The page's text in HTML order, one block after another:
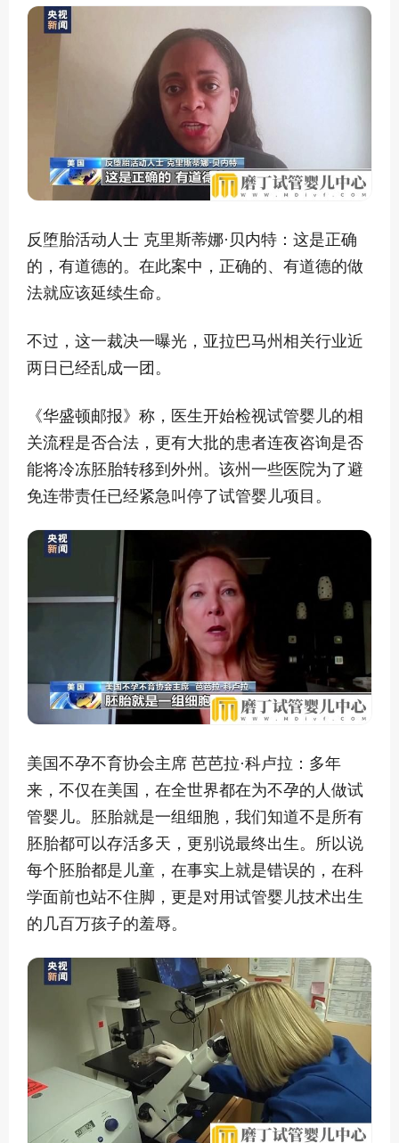
反堕胎活动人士 克里斯蒂娜·贝内特：这是正确
的，有道德的。在此案中，正确的、有道德的做
法就应该延续生命。
不过，这一裁决一曝光，亚拉巴马州相关行业近
两日已经乱成一团。
《华盛顿邮报》称，医生开始检视试管婴儿的相
关流程是否合法，更有大批的患者连夜咨询是否
能将冷冻胚胎转移到外州。该州一些医院为了避
免连带责任已经紧急叫停了试管婴儿项目。
美国不孕不育协会主席 芭芭拉·科卢拉：多年
来，不仅在美国，在全世界都在为不孕的人做试
管婴儿。胚胎就是一组细胞，我们知道不是所有
胚胎都可以存活多天，更别说最终出生。所以说
每个胚胎都是儿童，在事实上就是错误的，在科
学面前也站不住脚，更是对用试管婴儿技术出生
的几百万孩子的羞辱。